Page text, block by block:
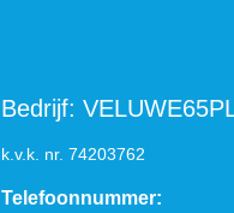
Bedrijf:
k.v.k. nr. 74203762
Telefoonnummer: